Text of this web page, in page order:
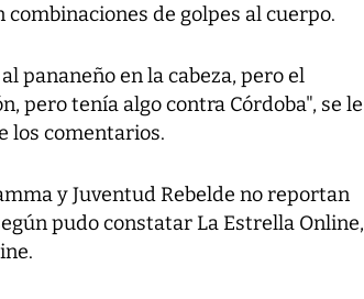
combinaciones de golpes al cuerpo.
pananeño en la cabeza, pero el
pero tenía algo contra Córdoba", se le
los comentarios.
y Juventud Rebelde no reportan
pudo constatar La Estrella Online,